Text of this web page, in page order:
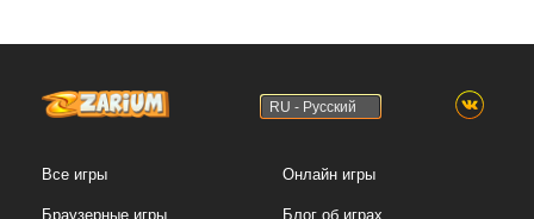
RU - Русский
Все игры
Браузерные игры
Онлайн игры
Блог об играх